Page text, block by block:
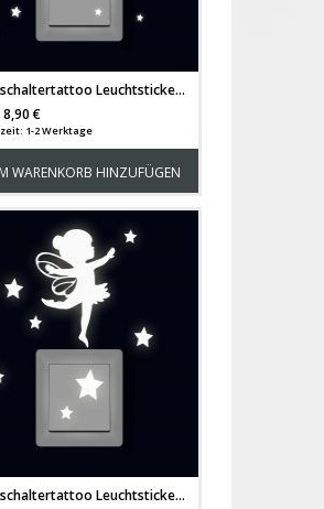
Lichtschaltertattoo Leuchtsticker Wandtattoo Elfe Fee sitzend mit Sterne fluoreszierend M2332
8,90 €
1-2 Werktage
WARENKORB HINZUFÜGEN
Lichtschaltertattoo Leuchtsticker Wandtattoo Elfe Fee Ballerina mit Sterne fluoreszierend M2327